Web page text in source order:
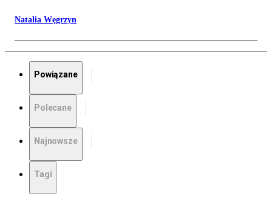
Natalia Węgrzyn
Powiązane
Polecane
Najnowsze
Tagi